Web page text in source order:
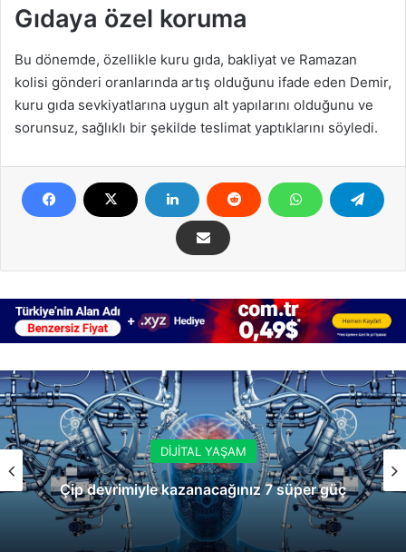
Gıdaya özel koruma
Bu dönemde, özellikle kuru gıda, bakliyat ve Ramazan
kolisi gönderi oranlarında artış olduğunu ifade eden Demir,
kuru gıda sevkiyatlarına uygun alt yapılarını olduğunu ve
sorunsuz, sağlıklı bir şekilde teslimat yaptıklarını söyledi.
DİJİTAL YAŞAM
Çip devrimiyle kazanacağınız 7 süper güç